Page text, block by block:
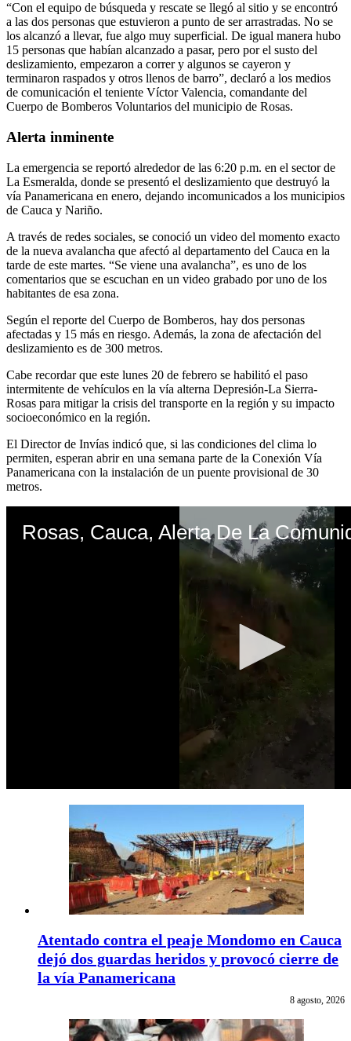
“Con el equipo de búsqueda y rescate se llegó al sitio y se encontró
a las dos personas que estuvieron a punto de ser arrastradas. No se
los alcanzó a llevar, fue algo muy superficial. De igual manera hubo
15 personas que habían alcanzado a pasar, pero por el susto del
deslizamiento, empezaron a correr y algunos se cayeron y
terminaron raspados y otros llenos de barro”, declaró a los medios
de comunicación el teniente Víctor Valencia, comandante del
Cuerpo de Bomberos Voluntarios del municipio de Rosas.
Alerta inminente
La emergencia se reportó alrededor de las 6:20 p.m. en el sector de
La Esmeralda, donde se presentó el deslizamiento que destruyó la
vía Panamericana en enero, dejando incomunicados a los municipios
de Cauca y Nariño.
A través de redes sociales, se conoció un video del momento exacto
de la nueva avalancha que afectó al departamento del Cauca en la
tarde de este martes. “Se viene una avalancha”, es uno de los
comentarios que se escuchan en un video grabado por uno de los
habitantes de esa zona.
Según el reporte del Cuerpo de Bomberos, hay dos personas
afectadas y 15 más en riesgo. Además, la zona de afectación del
deslizamiento es de 300 metros.
Cabe recordar que este lunes 20 de febrero se habilitó el paso
intermitente de vehículos en la vía alterna Depresión-La Sierra-
Rosas para mitigar la crisis del transporte en la región y su impacto
socioeconómico en la región.
El Director de Invías indicó que, si las condiciones del clima lo
permiten, esperan abrir en una semana parte de la Conexión Vía
Panamericana con la instalación de un puente provisional de 30
metros.
Atentado contra el peaje Mondomo en Cauca
dejó dos guardas heridos y provocó cierre de
la vía Panamericana
8 agosto, 2026